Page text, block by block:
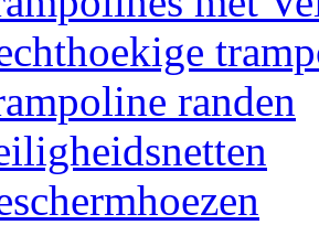
randen